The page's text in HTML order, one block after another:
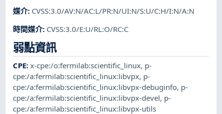
媒介: CVSS:3.0/AV:N/AC:L/PR:N/UI:N/S:U/C:H/I:N/A:N
時間媒介: CVSS:3.0/E:U/RL:O/RC:C
弱點資訊
CPE:x-cpe:/o:fermilab:scientific_linux, p-
cpe:/a:fermilab:scientific_linux:libvpx, p-
cpe:/a:fermilab:scientific_linux:libvpx-debuginfo, p-
cpe:/a:fermilab:scientific_linux:libvpx-devel, p-
cpe:/a:fermilab:scientific_linux:libvpx-utils